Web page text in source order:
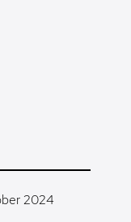
2024